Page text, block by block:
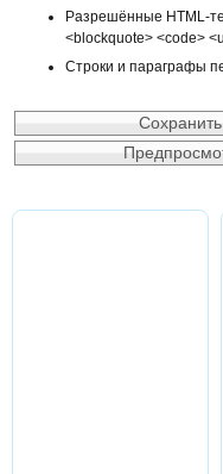
Разрешённые HTML-
<blockquote> <code>
Строки и параграфы